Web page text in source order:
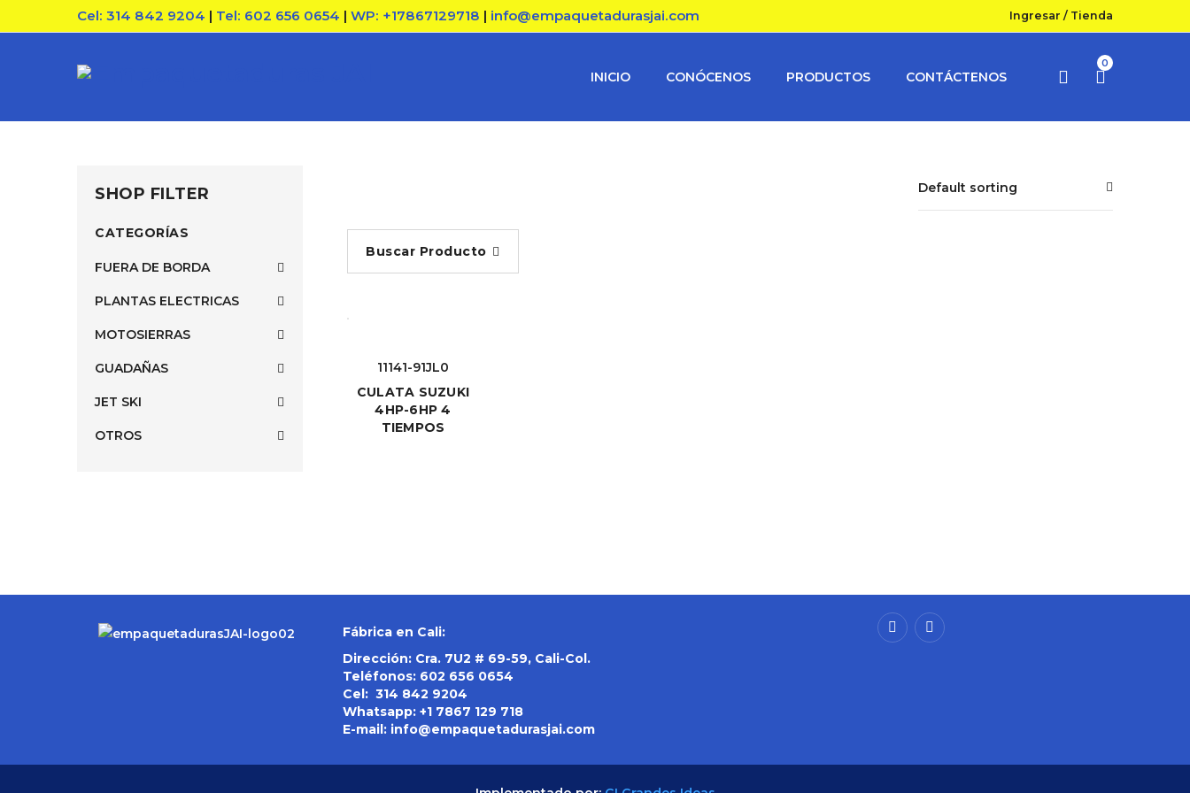
Cel: 314 842 9204 | Tel: 602 656 0654 | WP: +17867129718 | info@empaquetadurasjai.com Ingresar / Tienda
INICIO CONÓCENOS PRODUCTOS CONTÁCTENOS
0
SHOP FILTER
CATEGORÍAS
FUERA DE BORDA
PLANTAS ELECTRICAS
MOTOSIERRAS
GUADAÑAS
JET SKI
OTROS
Default sorting
Buscar Producto
11141-91JL0
CULATA SUZUKI
4HP-6HP 4
TIEMPOS
Fábrica en Cali:
Dirección: Cra. 7U2 # 69-59, Cali-Col.
Teléfonos: 602 656 0654
Cel: 314 842 9204
Whatsapp: +1 7867 129 718
E-mail: info@empaquetadurasjai.com